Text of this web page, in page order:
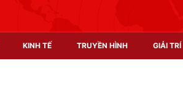
KINH TẾ TRUYỀN HÌNH GIẢI TRÍ